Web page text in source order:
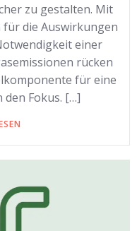
zu gestalten. Mit
für die Auswirkungen
einer
rücken
für eine
Fokus. […]